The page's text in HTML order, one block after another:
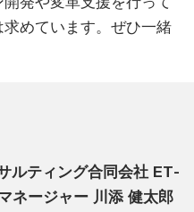
めています。ぜひ一緒
ルティング合同会社 ET-
ネージャー 川添 健太郎